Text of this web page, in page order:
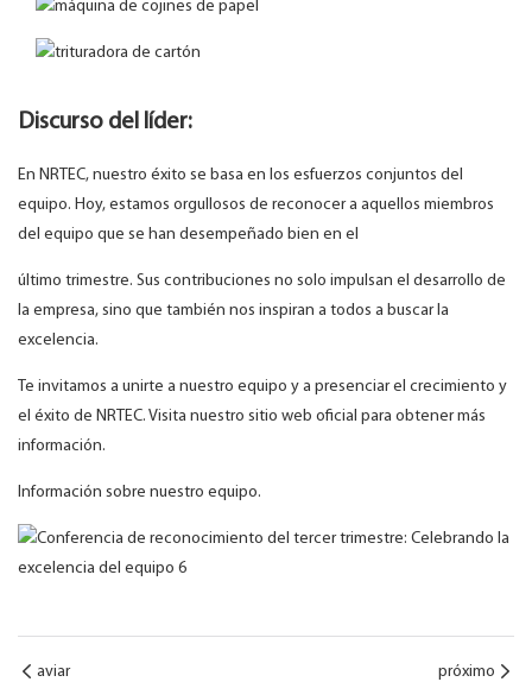
Discurso del líder:
En NRTEC, nuestro éxito se basa en los esfuerzos conjuntos del
equipo. Hoy, estamos orgullosos de reconocer a aquellos miembros
del equipo que se han desempeñado bien en el
último trimestre. Sus contribuciones no solo impulsan el desarrollo de
la empresa, sino que también nos inspiran a todos a buscar la
excelencia.
Te invitamos a unirte a nuestro equipo y a presenciar el crecimiento y
el éxito de NRTEC. Visita nuestro sitio web oficial para obtener más
información.
Información sobre nuestro equipo.
aviar próximo